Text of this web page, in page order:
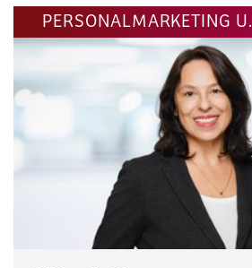
PERSONALMARKETING